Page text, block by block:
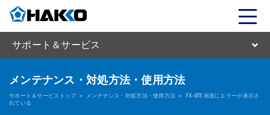
サポート＆サービス
メンテナンス・対処方法・使用方法
サポート＆サービストップ > メンテナンス・対処方法・使用方法 >
FX-973 画面にエラーが表示さ
れている